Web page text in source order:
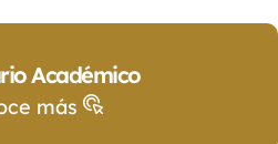
Académico
más